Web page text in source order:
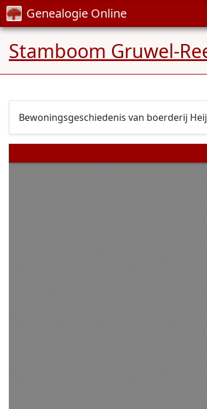
Genealogie Online
Stamboom Gruwel-
Bewoningsgeschiedenis van boerderij